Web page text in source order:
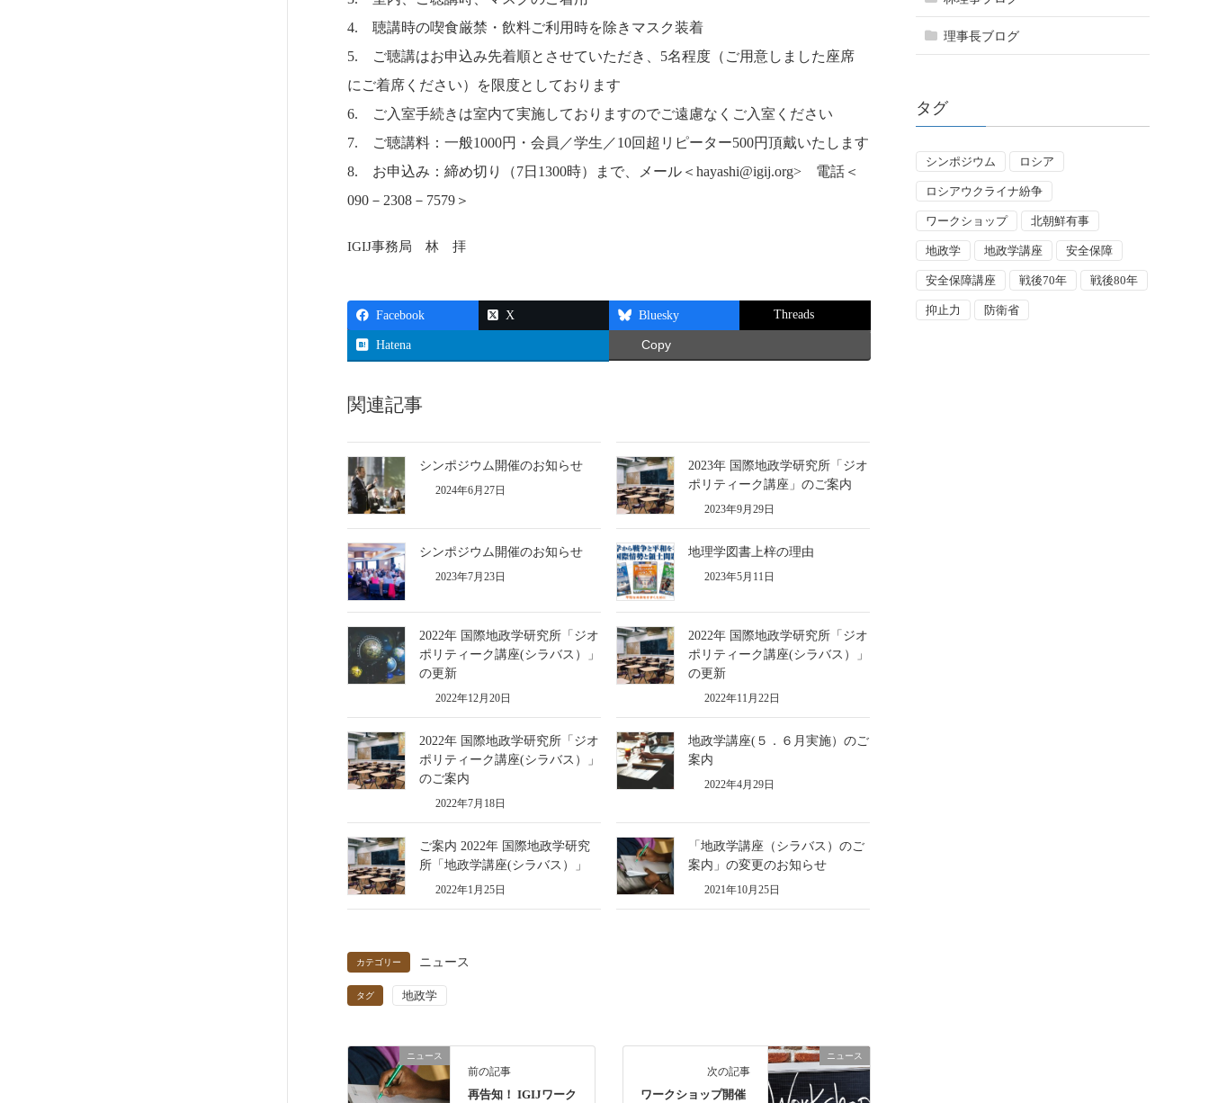
4. 聴講時の喫食厳禁・飲料ご利用時を除きマスク装着
5. ご聴講はお申込み先着順とさせていただき、5名程度（ご用意しました座席
にご着席ください）を限度としております
6. ご入室手続きは室内て実施しておりますのでご遠慮なくご入室ください
7. ご聴講料：一般1000円・会員／学生／10回超リピーター500円頂戴いたします
8. お申込み：締め切り（7日1300時）まで、メール＜hayashi@igij.org> 電話＜
090－2308－7579＞
IGIJ事務局 林 拝
Facebook X Bluesky Threads
Hatena Copy
関連記事
シンポジウム開催のお知らせ
2024年6月27日
2023年 国際地政学研究所「ジオ
ポリティーク講座」のご案内
2023年9月29日
シンポジウム開催のお知らせ
2023年7月23日
地理学図書上梓の理由
2023年5月11日
2022年 国際地政学研究所「ジオ
ポリティーク講座(シラバス）」
の更新
2022年12月20日
2022年 国際地政学研究所「ジオ
ポリティーク講座(シラバス）」
の更新
2022年11月22日
2022年 国際地政学研究所「ジオ
ポリティーク講座(シラバス）」
のご案内
2022年7月18日
地政学講座(５．６月実施）のご
案内
2022年4月29日
ご案内 2022年 国際地政学研究
所「地政学講座(シラバス）」
2022年1月25日
「地政学講座（シラバス）のご
案内」の変更のお知らせ
2021年10月25日
カテゴリー ニュース
タグ 地政学
ニュース
前の記事
再告知！ IGIJワーク
ニュース
次の記事
ワークショップ開催
理事長ブログ
タグ
シンポジウム ロシア
ロシアウクライナ紛争
ワークショップ 北朝鮮有事
地政学 地政学講座 安全保障
安全保障講座 戦後70年 戦後80年
抑止力 防衛省